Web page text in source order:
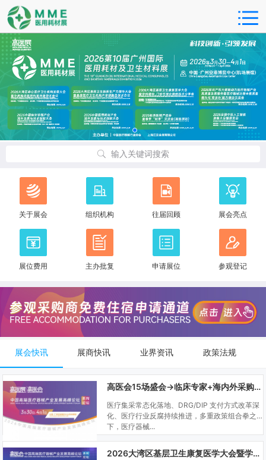
输入关键词搜索
关于展会 组织机构 往届回顾 展会亮点
展位费用 主办批复 申请展位 参观登记
展会快讯 展商快讯 业界资讯 政策法规
高医会15场盛会→临床专家+海内外采购商双向对接
医疗集采常态化落地、DRG/DIP 支付方式改革深
化、医疗行业反腐持续推进，多重政策组合拳之
下，医疗器械...
2026大湾区基层卫生康复医学大会暨学科建设、门诊可视化微创技术分享会